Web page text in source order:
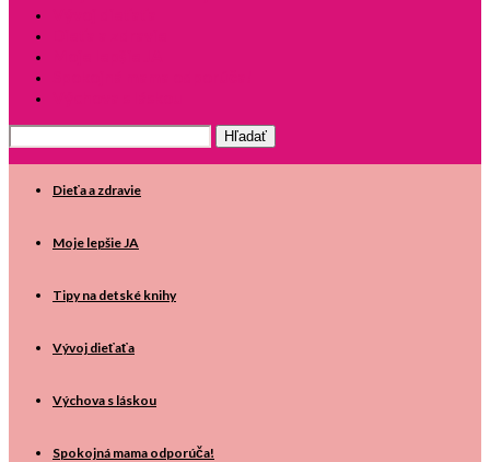
Dieťa a zdravie
Moje lepšie JA
Tipy na detské knihy
Vývoj dieťaťa
Výchova s láskou
Spokojná mama odporúča!